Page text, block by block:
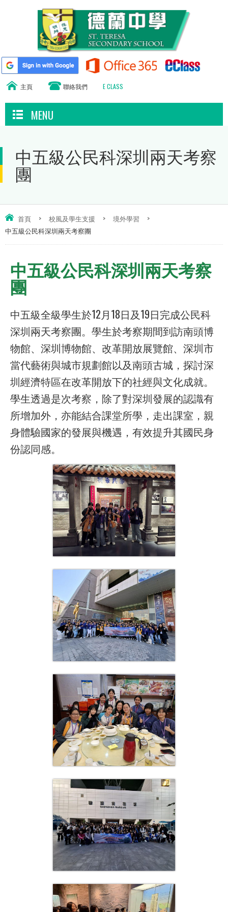
主頁 聯絡我們 E CLASS
MENU
中五級公民科深圳兩天考察
團
首頁 > 校風及學生支援 > 境外學習
>
中五級公民科深圳兩天考察團
中五級公民科深圳兩天考察
團
中五級全級學生於12月18日及19日完成公民科
深圳兩天考察團。學生於考察期間到訪南頭博
物館、深圳博物館、改革開放展覽館、深圳市
當代藝術與城市規劃館以及南頭古城，探討深
圳經濟特區在改革開放下的社經與文化成就。
學生透過是次考察，除了對深圳發展的認識有
所增加外，亦能結合課堂所學，走出課室，親
身體驗國家的發展與機遇，有效提升其國民身
份認同感。